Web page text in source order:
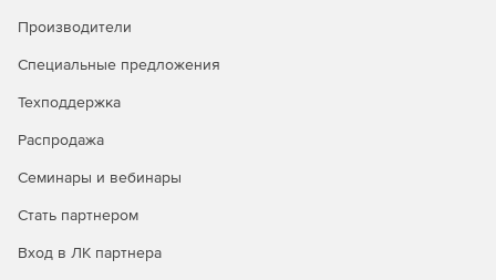
Модуль Image Gallery дает возможность быстро
медиабиблиотек.
отправлять персональные сообщения друг другу, при
отображаются.
Производители
Специальные предложения
Техподдержка
Распродажа
Семинары и вебинары
Стать партнером
Вход в ЛК партнера